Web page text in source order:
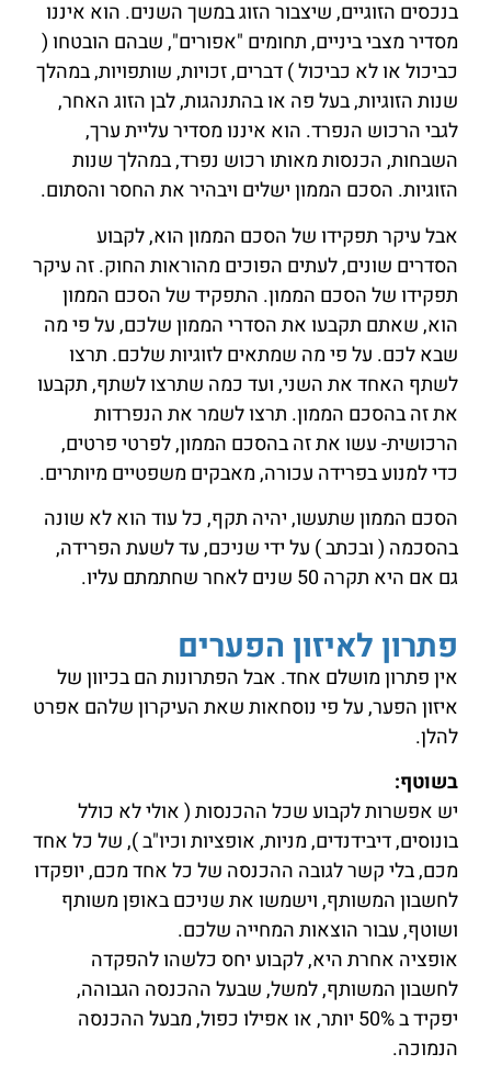
בנכסים הזוגיים, שיצבור הזוג במשך השנים. הוא איננו
מסדיר מצבי ביניים, תחומים "אפורים", שבהם הובטחו (
כביכול או לא כביכול ) דברים, זכויות, שותפויות, במהלך
שנות הזוגיות, בעל פה או בהתנהגות, לבן הזוג האחר,
לגבי הרכוש הנפרד. הוא איננו מסדיר עליית ערך,
השבחות, הכנסות מאותו רכוש נפרד, במהלך שנות
הזוגיות. הסכם הממון ישלים ויבהיר את החסר והסתום.
אבל עיקר תפקידו של הסכם הממון הוא, לקבוע
הסדרים שונים, לעתים הפוכים מהוראות החוק. זה עיקר
תפקידו של הסכם הממון. התפקיד של הסכם הממון
הוא, שאתם תקבעו את הסדרי הממון שלכם, על פי מה
שבא לכם. על פי מה שמתאים לזוגיות שלכם. תרצו
לשתף האחד את השני, ועד כמה שתרצו לשתף, תקבעו
את זה בהסכם הממון. תרצו לשמר את הנפרדות
הרכושית- עשו את זה בהסכם הממון, לפרטי פרטים,
כדי למנוע בפרידה עכורה, מאבקים משפטיים מיותרים.
הסכם הממון שתעשו, יהיה תקף, כל עוד הוא לא שונה
בהסכמה ( ובכתב ) על ידי שניכם, עד לשעת הפרידה,
גם אם היא תקרה 50 שנים לאחר שחתמתם עליו.
פתרון לאיזון הפערים
אין פתרון מושלם אחד. אבל הפתרונות הם בכיוון של
איזון הפער, על פי נוסחאות שאת העיקרון שלהם אפרט
להלן.
בשוטף:
יש אפשרות לקבוע שכל ההכנסות ( אולי לא כולל
בונוסים, דיבידנדים, מניות, אופציות וכיו"ב ), של כל אחד
מכם, בלי קשר לגובה ההכנסה של כל אחד מכם, יופקדו
לחשבון המשותף, וישמשו את שניכם באופן משותף
ושוטף, עבור הוצאות המחייה שלכם.
אופציה אחרת היא, לקבוע יחס כלשהו להפקדה
לחשבון המשותף, למשל, שבעל ההכנסה הגבוהה,
יפקיד ב 50% יותר, או אפילו כפול, מבעל ההכנסה
הנמוכה.